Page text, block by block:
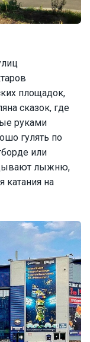
площадок,
сказок, где
руками
гулять по
или
лыжню,
катания на